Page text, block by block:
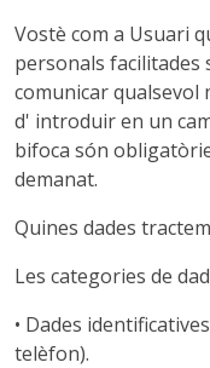
Vostè com a Usuari
personals facilitades
comunicar qualsevol
d' introduir en un
bifoca són
demanat.
Quines dades
Les categories de
• Dades
telèfon).